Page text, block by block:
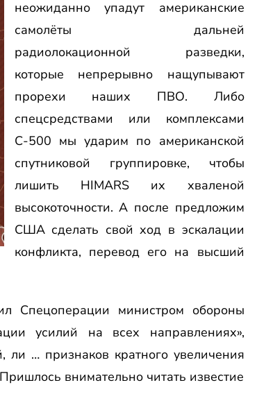
неожиданно упадут американские
самолёты дальней
радиолокационной разведки,
которые непрерывно нащупывают
прорехи наших ПВО. Либо
спецсредствами или комплексами
С-500 мы ударим по американской
спутниковой группировке, чтобы
лишить HIMARS их хваленой
высокоточности. А после предложим
США сделать свой ход в эскалации
конфликта, перевод его на высший
Спецоперации министром обороны
усилий на всех направлениях»,
ли … признаков кратного увеличения
внимательно читать известие